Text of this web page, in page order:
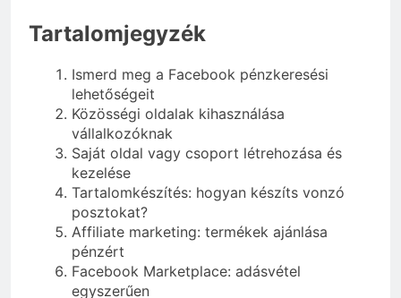
Tartalomjegyzék
Ismerd meg a Facebook pénzkeresési
lehetőségeit
Közösségi oldalak kihasználása
vállalkozóknak
Saját oldal vagy csoport létrehozása és
kezelése
Tartalomkészítés: hogyan készíts vonzó
posztokat?
Affiliate marketing: termékek ajánlása
pénzért
Facebook Marketplace: adásvétel
egyszerűen